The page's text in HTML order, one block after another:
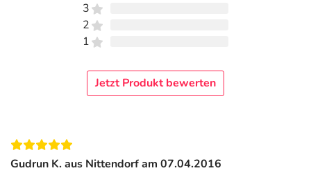
3
2
1
Jetzt Produkt bewerten
Gudrun K. aus Nittendorf am 07.04.2016